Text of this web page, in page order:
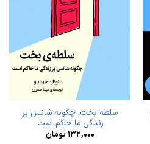
سلطه بخت: چگونه شانس بر
زندگی‌ ما حاکم است
۱۳۲,۰۰۰تومان